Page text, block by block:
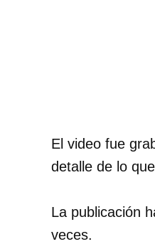
El video fue
detalle de lo
La publicación
veces.